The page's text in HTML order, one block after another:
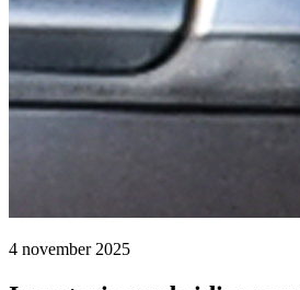
4 november 2025